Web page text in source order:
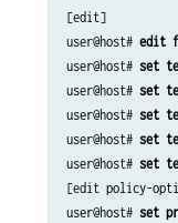
[edit]
user@host# edit
user@host# set
user@host# set
user@host# set
user@host# set
user@host# set
[edit policy-
user@host# set